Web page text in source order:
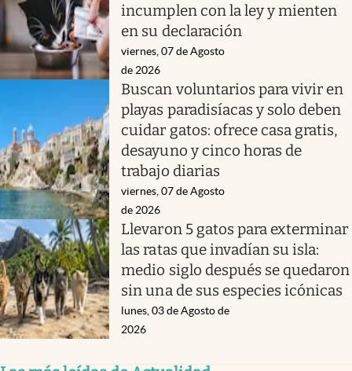
incumplen con la ley y mienten
en su declaración
viernes, 07 de Agosto
de 2026
Buscan voluntarios para vivir en
playas paradisíacas y solo deben
cuidar gatos: ofrece casa gratis,
desayuno y cinco horas de
trabajo diarias
viernes, 07 de Agosto
de 2026
Llevaron 5 gatos para exterminar
las ratas que invadían su isla:
medio siglo después se quedaron
sin una de sus especies icónicas
lunes, 03 de Agosto de
2026